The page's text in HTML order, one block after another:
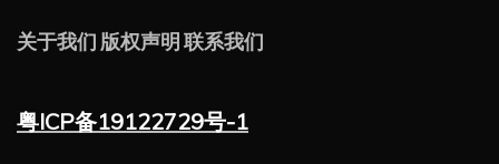
关于我们 版权声明 联系我们
粤ICP备19122729号-1